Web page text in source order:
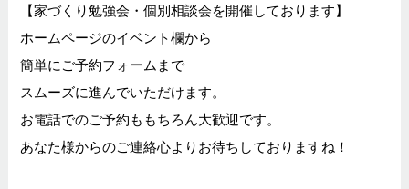
【家づくり勉強会・個別相談会を開催しております】
ホームページのイベント欄から
簡単にご予約フォームまで
スムーズに進んでいただけます。
お電話でのご予約ももちろん大歓迎です。
あなた様からのご連絡心よりお待ちしておりますね！